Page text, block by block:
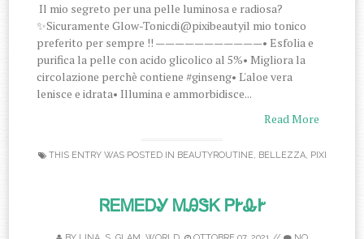
Il mio segreto per una pelle luminosa e radiosa?
✨Sicuramente Glow-Tonicdi@pixibeautyil mio tonico
preferito per sempre !! ———————————• Esfolia e
purifica la pelle con acido glicolico al 5%• Migliora la
circolazione perchè contiene #ginseng• L'aloe vera
lenisce e idrata• Illumina e ammorbidisce...
Read More
THIS ENTRY WAS POSTED IN BEAUTYROUTINE, BELLEZZA, PIXI
ᏒᎬᎷᎬᎠᎽ ᎷᎯᏕᏦ ᏢᎨᎲᎨ